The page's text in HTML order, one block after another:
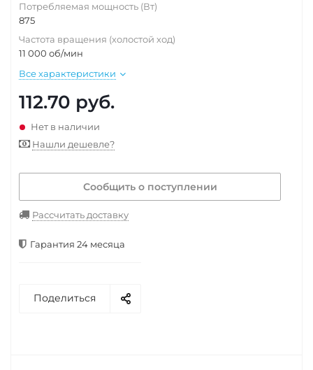
Потребляемая мощность (Вт)
875
Частота вращения (холостой ход)
11 000 об/мин
Все характеристики
112.70 руб.
Нет в наличии
Нашли дешевле?
Сообщить о поступлении
Рассчитать доставку
Гарантия 24 месяца
Поделиться